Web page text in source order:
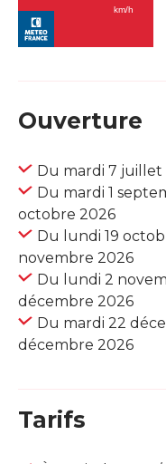
Ouverture
Du mardi 7
Du mardi 1
octobre 2026
Du lundi 19
novembre 2026
Du lundi 2
décembre 2026
Du mardi 22
décembre 2026
Tarifs